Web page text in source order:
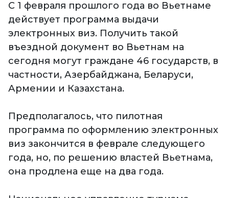
С 1 февраля прошлого года во Вьетнаме
действует программа выдачи
электронных виз. Получить такой
въездной документ во Вьетнам на
сегодня могут граждане 46 государств, в
частности, Азербайджана, Беларуси,
Армении и Казахстана.
Предполагалось, что пилотная
программа по оформлению электронных
виз закончится в феврале следующего
года, но, по решению властей Вьетнама,
она продлена еще на два года.